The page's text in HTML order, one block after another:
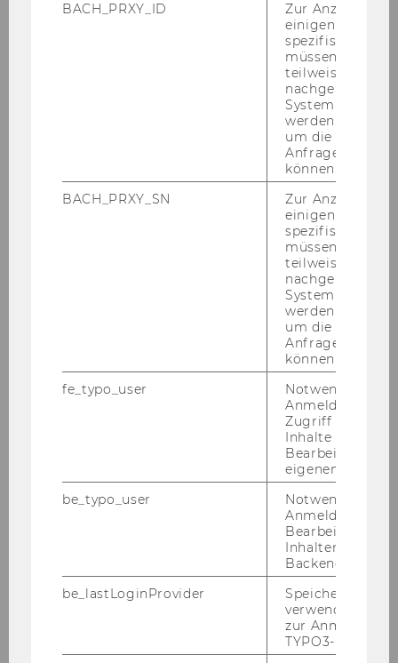
BACH_PRXY_ID
Zur Anzeige von
einigen WU-
spezifischen
müssen
teilweise von
nachgelagerten
System
werden.
um die Antwort
Anfrage
können.
BACH_PRXY_SN
Zur Anzeige von
einigen WU-
spezifischen
müssen
teilweise von
nachgelagerten
System
werden.
um die Antwort
Anfrage
können.
fe_typo_user
Notwendig für
Anmeldung und
Zugriff auf
Inhalte oder zur
Bearbeitung des
eigenen Profils.
be_typo_user
Notwendig für
Anmeldung und
Bearbeitung von
Inhalten im
Backend.
be_lastLoginProvider
Speichert die
verwendete
zur Anmeldung
TYPO3-Backend.